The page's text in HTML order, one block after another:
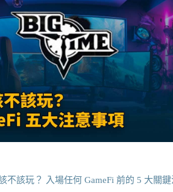
不該玩？ 入場任何 GameFi 前的 5 大關鍵